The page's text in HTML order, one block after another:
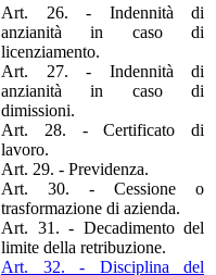
Art. 26. - Indennità di
anzianità in caso di
licenziamento.
Art. 27. - Indennità di
anzianità in caso di
dimissioni.
Art. 28. - Certificato di
lavoro.
Art. 29. - Previdenza.
Art. 30. - Cessione o
trasformazione di azienda.
Art. 31. - Decadimento del
limite della retribuzione.
Art. 32. - Disciplina del